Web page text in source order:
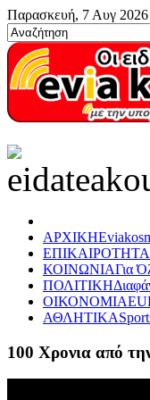
Παρασκευή, 7 Αυγ 2026
ΑΡΧΙΚΗ
ΕΠΙΚΑΙΡΟΤΗΤΑ
ΚΟΙΝΩΝΙΑΓια
ΠΟΛΙΤΙΚΗ
ΟΙΚΟΝΟΜΙΑ
ΑΘΛΗΤΙΚΑ
100 Χρονια από